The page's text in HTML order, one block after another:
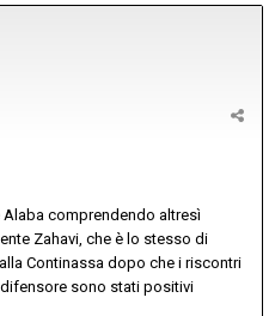
comprendendo altresì
Zahavi, che è lo stesso di
Continassa dopo che i riscontri
sono stati positivi